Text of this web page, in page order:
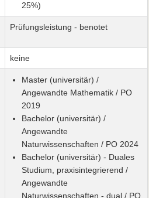
25%)
Prüfungsleistung - benotet
keine
Master (universitär) /
Angewandte Mathematik / PO
2019
Bachelor (universitär) /
Angewandte
Naturwissenschaften / PO 2024
Bachelor (universitär) - Duales
Studium, praxisintegrierend /
Angewandte
Naturwissenschaften - dual / PO